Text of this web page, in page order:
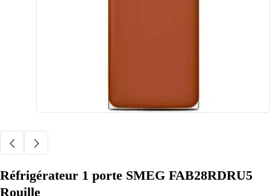
Réfrigérateur 1 porte SMEG FAB28RDRU5
Rouille